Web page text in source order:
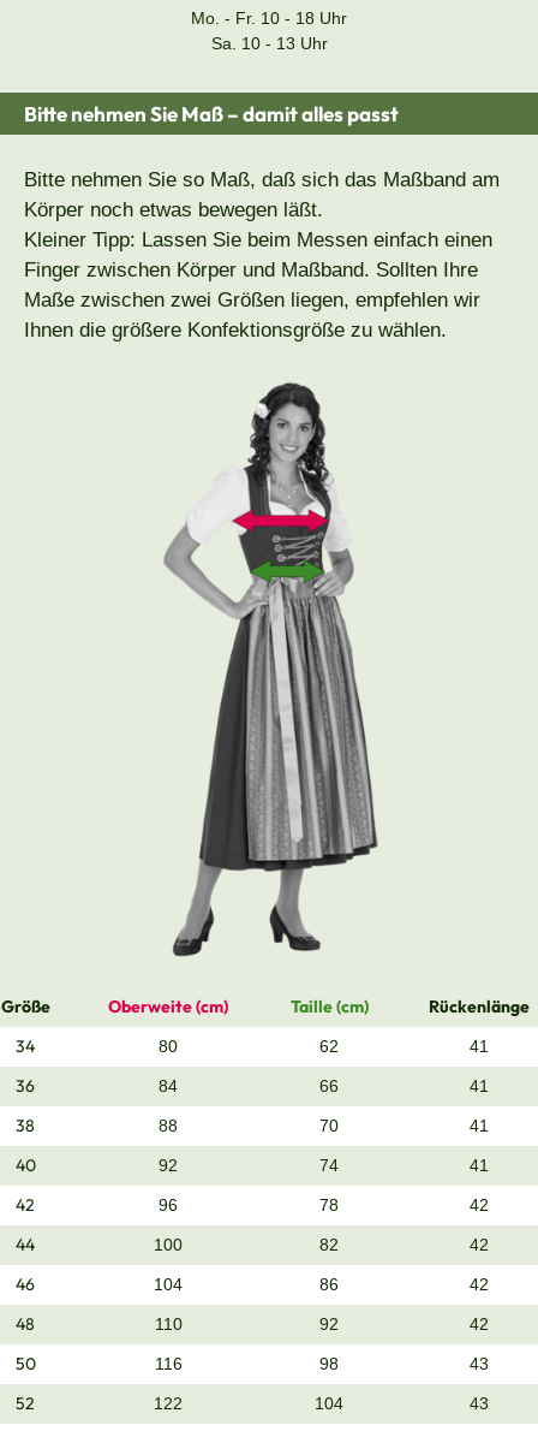
Mo. - Fr. 10 - 18 Uhr
Sa. 10 - 13 Uhr
Bitte nehmen Sie Maß – damit alles passt
Bitte nehmen Sie so Maß, daß sich das Maßband am
Körper noch etwas bewegen läßt.
Kleiner Tipp: Lassen Sie beim Messen einfach einen
Finger zwischen Körper und Maßband. Sollten Ihre
Maße zwischen zwei Größen liegen, empfehlen wir
Ihnen die größere Konfektionsgröße zu wählen.
Größe Oberweite (cm) Taille (cm)
Rückenlänge
34
80 62 41
36 84 66 41
38 88 70 41
40 92 74 41
42 96 78 42
44 100 82 42
46 104 86 42
48 110 92 42
50 116 98 43
52 122 104 43